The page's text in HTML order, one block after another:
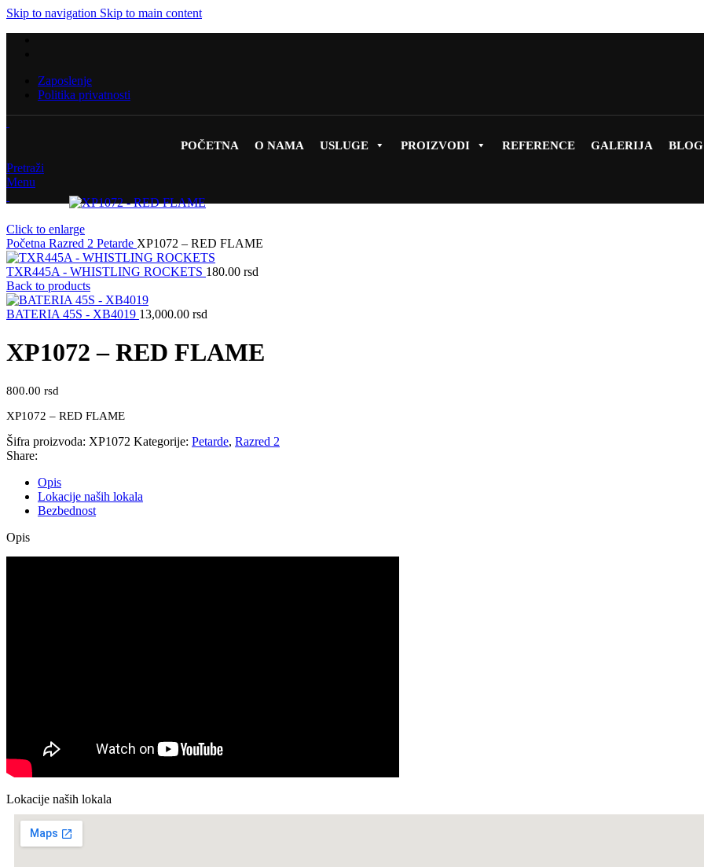
Skip to navigation Skip to main content
Zaposlenje
Politika privatnosti
POČETNA O NAMA USLUGE PROIZVODI REFERENCE GALERIJA BLOG
Pretraži
Menu
Click to enlarge
Početna Razred 2 Petarde XP1072 – RED FLAME
TXR445A - WHISTLING ROCKETS 180.00 rsd
Back to products
BATERIA 45S - XB4019 13,000.00 rsd
XP1072 – RED FLAME
800.00 rsd
XP1072 – RED FLAME
Šifra proizvoda: XP1072 Kategorije: Petarde, Razred 2
Share:
Opis
Lokacije naših lokala
Bezbednost
Opis
Lokacije naših lokala